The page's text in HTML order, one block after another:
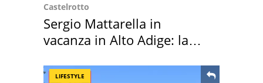
Castelrotto
Sergio Mattarella in
vacanza in Alto Adige: la
LIFESTYLE